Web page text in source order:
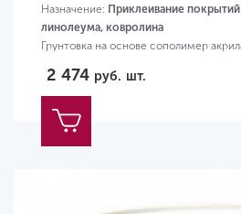
Назначение: Приклеивание
линолеума, ковролина
Грунтовка на основе сополимер
2 474 руб. шт.